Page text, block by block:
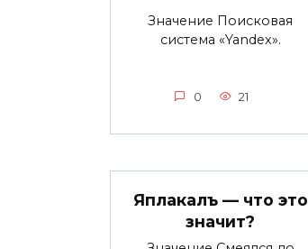
Значение Поисковая
система «Yandex».
0 21
Яплакалъ — что это
значит?